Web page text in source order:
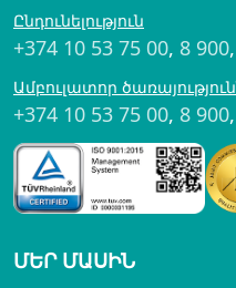
Ընդունելություն
+374 10 53 75 00, 8 900,
Ամբուլատոր
+374 10 53 75 00, 8 900,
ՄԵՐ ՄԱՍԻՆ